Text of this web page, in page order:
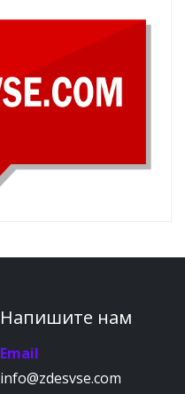
Напишите нам
Email
info@zdesvse.com